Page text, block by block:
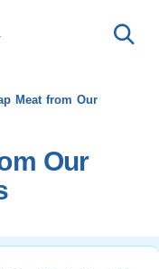
Meat from Our
Our